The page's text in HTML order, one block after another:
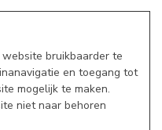
bruikbaarder te
en toegang tot
mogelijk te maken.
niet naar behoren